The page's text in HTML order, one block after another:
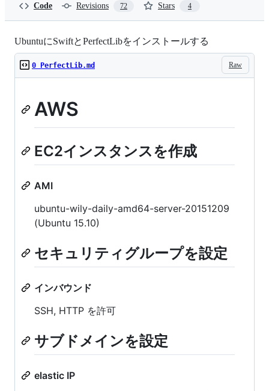
Code Revisions 72 Stars 4
UbuntuにSwiftとPerfectLibをインストールする
Raw
0 PerfectLib.md
AWS
EC2インスタンスを作成
AMI
ubuntu-wily-daily-amd64-server-20151209
(Ubuntu 15.10)
セキュリティグループを設定
インバウンド
SSH, HTTP を許可
サブドメインを設定
elastic IP